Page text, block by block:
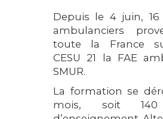
Depuis le 4 juin, 16
ambulanciers
toute la France
CESU 21 la FAE
SMUR.
La formation se
mois, soit 140